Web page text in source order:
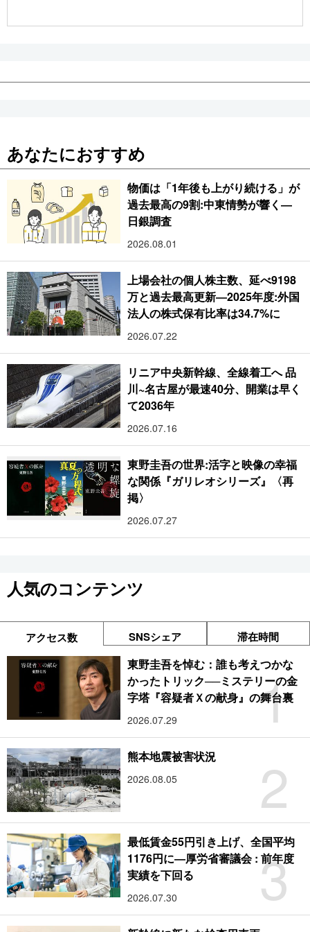
公式SNS
あなたにおすすめ
物価は「1年後も上がり続ける」が
過去最高の9割:中東情勢が響く―
日銀調査
2026.08.01
上場会社の個人株主数、延べ9198
万と過去最高更新―2025年度:外国
法人の株式保有比率は34.7%に
2026.07.22
リニア中央新幹線、全線着工へ 品
川~名古屋が最速40分、開業は早く
て2036年
2026.07.16
東野圭吾の世界:活字と映像の幸福
な関係『ガリレオシリーズ』〈再
掲〉
2026.07.27
人気のコンテンツ
アクセス数 SNSシェア 滞在時間
1
東野圭吾を悼む：誰も考えつかな
かったトリック──ミステリーの金
字塔『容疑者Ｘの献身』の舞台裏
2026.07.29
2
熊本地震被害状況
2026.08.05
3
最低賃金55円引き上げ、全国平均
1176円に―厚労省審議会 : 前年度
実績を下回る
2026.07.30